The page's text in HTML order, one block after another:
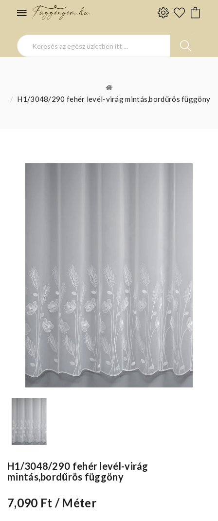
H1/3048/290 fehér levél-virág mintás,bordűrös függöny
H1/3048/290 fehér levél-virág
mintás,bordűrös függöny
7,090 Ft / Méter